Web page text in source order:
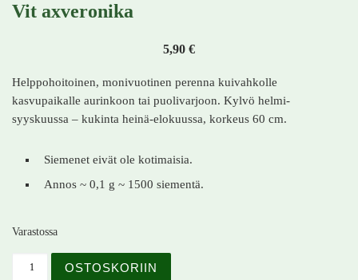
Vit axveronika
5,90 €
Helppohoitoinen, monivuotinen perenna kuivahkolle
kasvupaikalle aurinkoon tai puolivarjoon. Kylvö helmi-
syyskuussa – kukinta heinä-elokuussa, korkeus 60 cm.
Siemenet eivät ole kotimaisia.
Annos ~ 0,1 g ~ 1500 siementä.
Varastossa
OSTOSKORIIN